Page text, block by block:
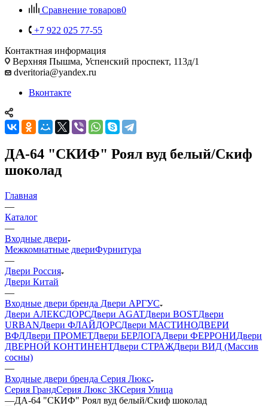
Сравнение товаров0
+7 922 025 77-55
Контактная информация
Верхняя Пышма, Успенский проспект, 113д/1
dveritoria@yandex.ru
Вконтакте
ДА-64 "СКИФ" Роял вуд белый/Скиф
шоколад
Главная
—
Каталог
—
Входные двери
Межкомнатные двериФурнитура
—
Двери Россия
Двери Китай
—
Входные двери бренда Двери АРГУС
Двери АЛЕКСДОРСДвери AGATДвери BOSTДвери
URBANДвери ФЛАЙДОРСДвери МАСТИНОДВЕРИ
ВФДДвери ПРОМЕТДвери БЕРЛОГАДвери ФЕРРОНИДвери
ДВЕРНОЙ КОНТИНЕНТДвери СТРАЖДвери ВИД (Массив
сосны)
—
Входные двери бренда Серия Люкс
Серия ГрандСерия Люкс 3КСерия Улица
—ДА-64 "СКИФ" Роял вуд белый/Скиф шоколад